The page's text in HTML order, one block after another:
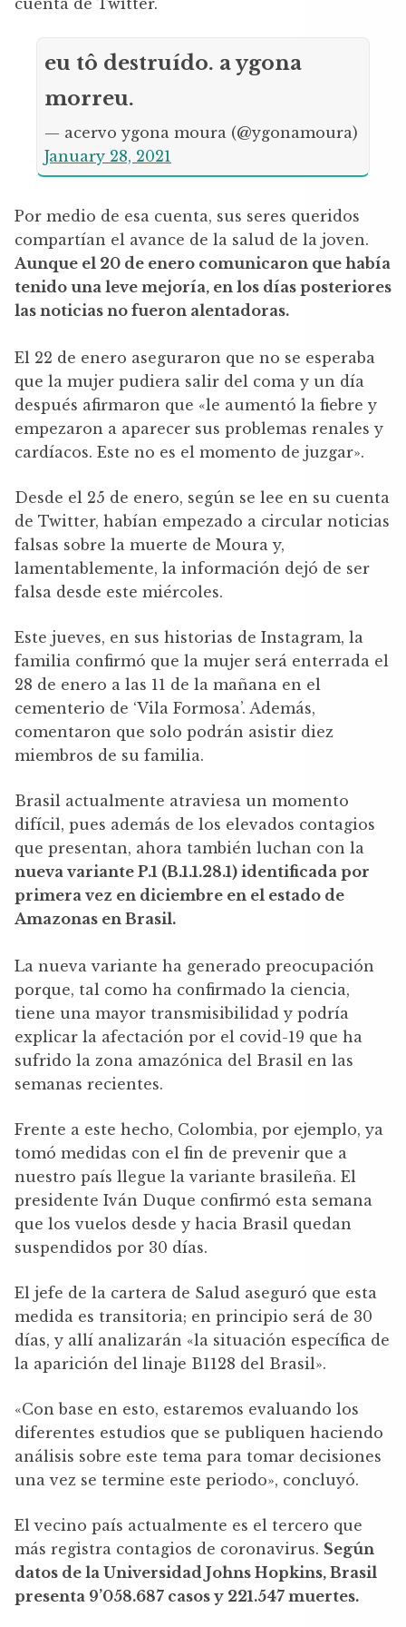
eu tô destruído. a ygona
morreu.
— acervo ygona moura (@ygonamoura)
January 28, 2021
Por medio de esa cuenta, sus seres queridos
compartían el avance de la salud de la joven.
Aunque el 20 de enero comunicaron que había
tenido una leve mejoría, en los días posteriores
las noticias no fueron alentadoras.
El 22 de enero aseguraron que no se esperaba
que la mujer pudiera salir del coma y un día
después afirmaron que «le aumentó la fiebre y
empezaron a aparecer sus problemas renales y
cardíacos. Este no es el momento de juzgar».
Desde el 25 de enero, según se lee en su cuenta
de Twitter, habían empezado a circular noticias
falsas sobre la muerte de Moura y,
lamentablemente, la información dejó de ser
falsa desde este miércoles.
Este jueves, en sus historias de Instagram, la
familia confirmó que la mujer será enterrada el
28 de enero a las 11 de la mañana en el
cementerio de ‘Vila Formosa’. Además,
comentaron que solo podrán asistir diez
miembros de su familia.
Brasil actualmente atraviesa un momento
difícil, pues además de los elevados contagios
que presentan, ahora también luchan con la
nueva variante P.1 (B.1.1.28.1) identificada por
primera vez en diciembre en el estado de
Amazonas en Brasil.
La nueva variante ha generado preocupación
porque, tal como ha confirmado la ciencia,
tiene una mayor transmisibilidad y podría
explicar la afectación por el covid-19 que ha
sufrido la zona amazónica del Brasil en las
semanas recientes.
Frente a este hecho, Colombia, por ejemplo, ya
tomó medidas con el fin de prevenir que a
nuestro país llegue la variante brasileña. El
presidente Iván Duque confirmó esta semana
que los vuelos desde y hacia Brasil quedan
suspendidos por 30 días.
El jefe de la cartera de Salud aseguró que esta
medida es transitoria; en principio será de 30
días, y allí analizarán «la situación específica de
la aparición del linaje B1128 del Brasil».
«Con base en esto, estaremos evaluando los
diferentes estudios que se publiquen haciendo
análisis sobre este tema para tomar decisiones
una vez se termine este periodo», concluyó.
El vecino país actualmente es el tercero que
más registra contagios de coronavirus. Según
datos de la Universidad Johns Hopkins, Brasil
presenta 9’058.687 casos y 221.547 muertes.